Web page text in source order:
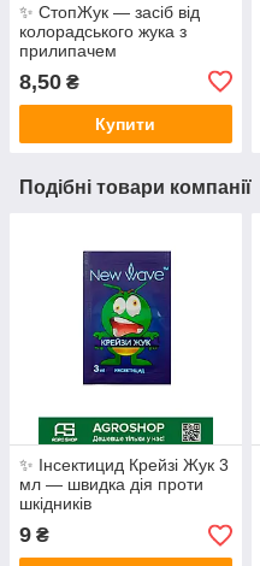
✨ СтопЖук — засіб від
колорадського жука з
прилипачем
8,50 ₴
Купити
Подібні товари компанії
✨ Інсектицид Крейзі Жук 3
мл — швидка дія проти
шкідників
9 ₴